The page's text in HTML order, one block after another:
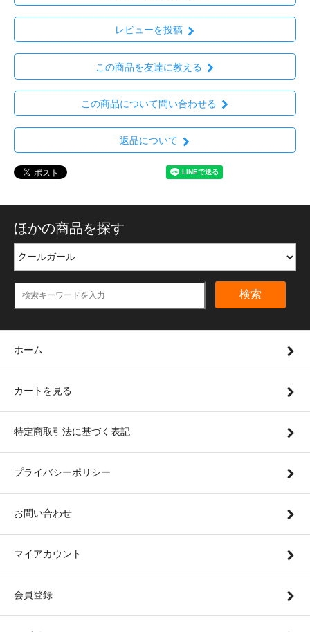
レビューを投稿
この商品を友達に教える
この商品について問い合わせる
返品について
ほかの商品を探す
検索
ホーム
カートを見る
特定商取引法に基づく表記
プライバシーポリシー
お問い合わせ
マイアカウント
会員登録